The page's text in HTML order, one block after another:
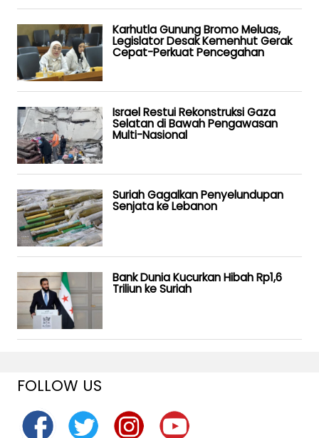
Karhutla Gunung Bromo Meluas,
Legislator Desak Kemenhut Gerak
Cepat-Perkuat Pencegahan
Israel Restui Rekonstruksi Gaza
Selatan di Bawah Pengawasan
Multi-Nasional
Suriah Gagalkan Penyelundupan
Senjata ke Lebanon
Bank Dunia Kucurkan Hibah Rp1,6
Triliun ke Suriah
FOLLOW US